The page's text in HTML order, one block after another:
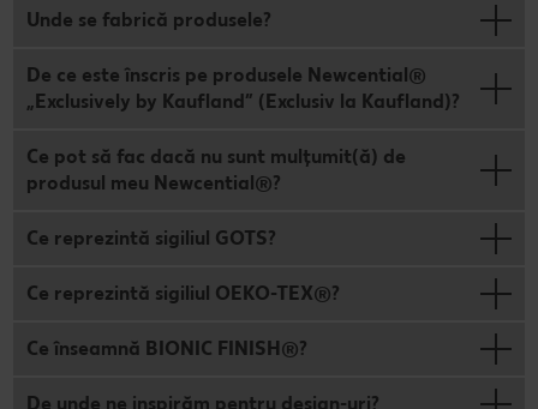
Unde se fabrică produsele?
De ce este înscris pe produsele Newcential®
„Exclusively by Kaufland” (Exclusiv la Kaufland)?
Ce pot să fac dacă nu sunt mulțumit(ă) de
produsul meu Newcential®?
Ce reprezintă sigiliul GOTS?
Ce reprezintă sigiliul OEKO-TEX®?
Ce înseamnă BIONIC FINISH®?
De unde ne inspirăm pentru design-uri?